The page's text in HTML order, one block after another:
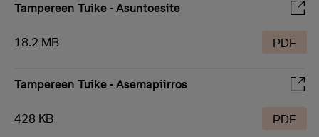
Tampereen Tuike - Asuntoesite
18.2 MB PDF
Tampereen Tuike - Asemapiirros
428 KB PDF